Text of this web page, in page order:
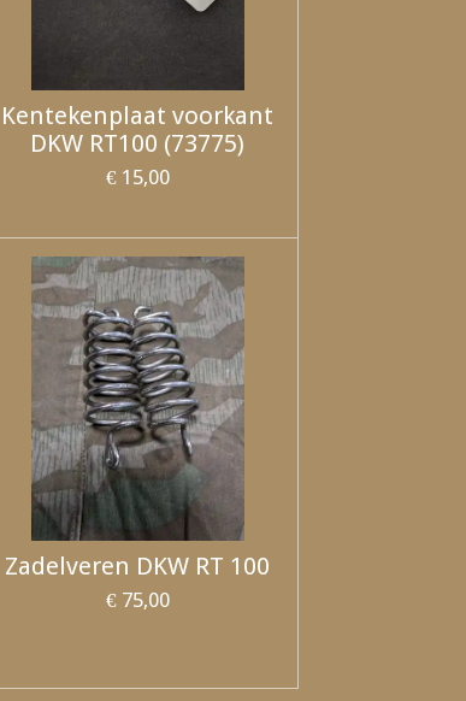
Kentekenplaat voorkant
DKW RT100 (73775)
€ 15,00
Zadelveren DKW RT 100
€ 75,00